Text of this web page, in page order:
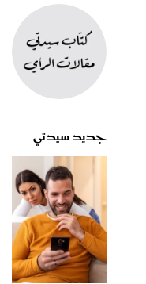
جديد سيدتي